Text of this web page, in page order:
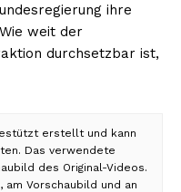
ihre
weit der
durchsetzbar ist,
erstellt und kann
Das verwendete
des Original-Videos.
Vorschaubild und an